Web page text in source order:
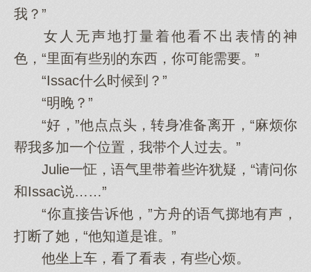
我？”
女人无声地打量着他看不出表情的神
色，“里面有些别的东西，你可能需要。”
“Issac什么时候到？”
“明晚？”
“好，”他点点头，转身准备离开，“麻烦你
帮我多加一个位置，我带个人过去。”
Julie一怔，语气里带着些许犹疑，“请问你
和Issac说……”
“你直接告诉他，”方舟的语气掷地有声，
打断了她，“他知道是谁。”
他坐上车，看了看表，有些心烦。